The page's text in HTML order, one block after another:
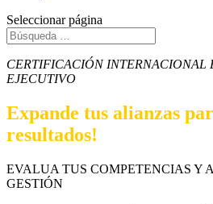
Seleccionar página
CERTIFICACIÓN INTERNACIONAL
EJECUTIVO
Expande tus alianzas
resultados!
EVALUA TUS COMPETENCIAS Y
GESTIÓN